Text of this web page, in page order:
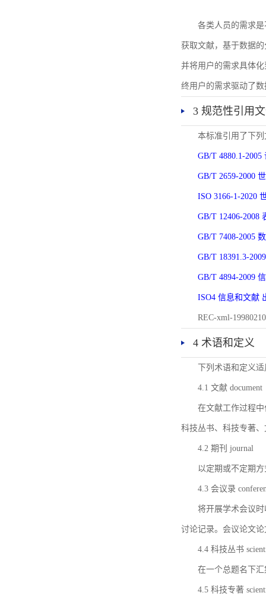
各类人员的需求
获取文献，基于数据
并将用户的需求具体
终用户的需求驱动了
3 规范性引用
本标准引用了下
GB/T 4880.1-
GB/T 2659-2000
ISO 3166-1-2020
GB/T 12406-2008
GB/T 7408-2005
GB/T 18391.3-
GB/T 4894-2009
ISO4 信息和文献
REC-xml-
4 术语和定义
下列术语和定义
4.1 文献 document
在文献工作过程
科技丛书、科技专著
4.2 期刊 journal
以定期或不定期
4.3 会议录
将开展学术会议
讨论记录。会议论文
4.4 科技丛书
在一个总题名下
4.5 科技专著